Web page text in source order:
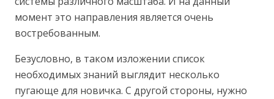
момент это направления является очень
востребованным.
Безусловно, в таком изложении список
необходимых знаний выглядит несколько
пугающе для новичка. С другой стороны, нужно